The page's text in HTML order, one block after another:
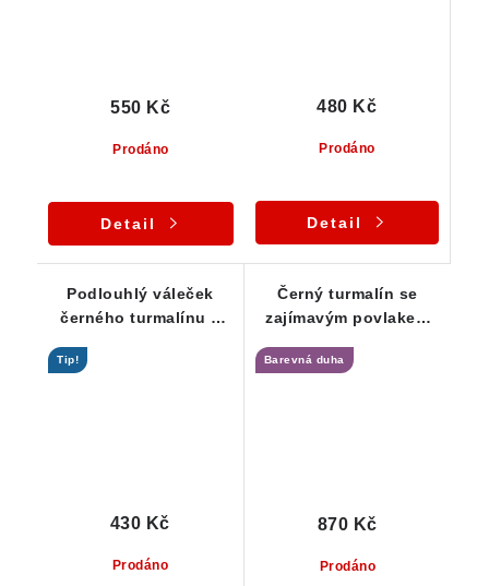
Prodáno
550 Kč
Detail
Prodáno
480 Kč
Detail
Podlouhlý váleček
černého turmalínu s
Tip!
Prodáno
430 Kč
Černý turmalín se
zajímavým povlakem
limonitu
Barevná duha
Prodáno
870 Kč